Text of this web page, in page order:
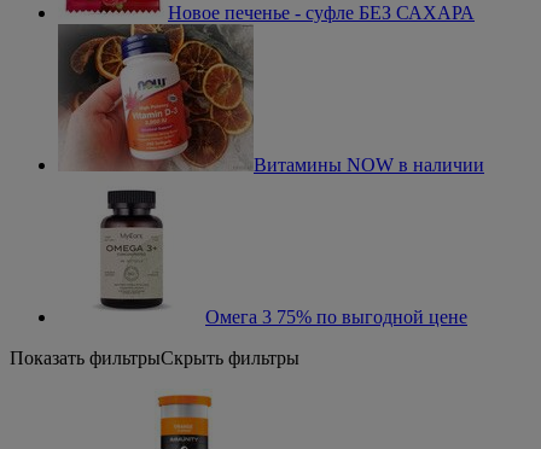
Новое печенье - суфле БЕЗ САХАРА
Витамины NOW в наличии
Омега 3 75% по выгодной цене
Показать фильтрыСкрыть фильтры